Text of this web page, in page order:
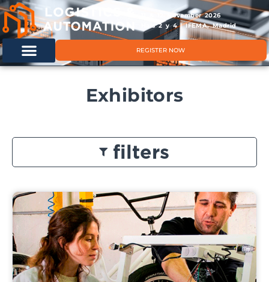
11 & 12 November 2026
Hals 2 y 4 | IFEMA, Madrid
REGISTER NOW
Exhibitors
filters